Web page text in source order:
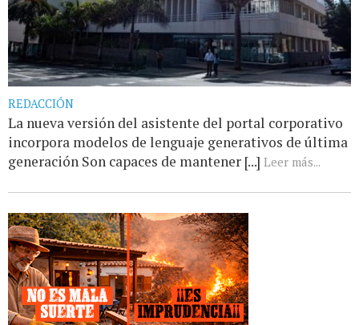
REDACCIÓN
La nueva versión del asistente del portal corporativo
incorpora modelos de lenguaje generativos de última
generación Son capaces de mantener [...] Leer más...